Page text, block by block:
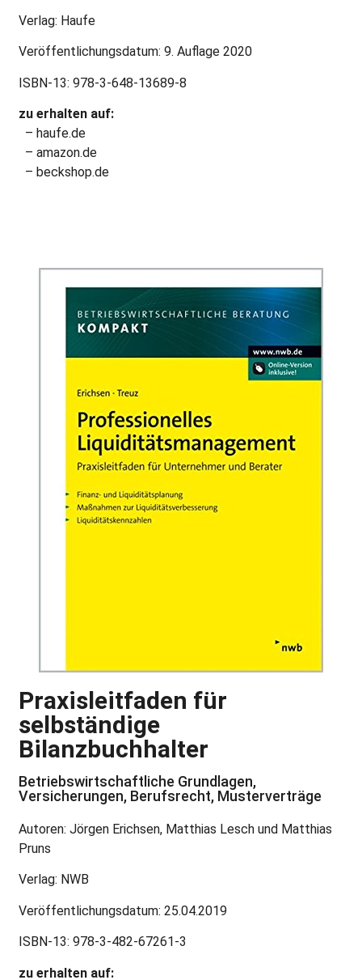
Verlag: Haufe
Veröffentlichungsdatum: 9. Auflage 2020
ISBN-13: 978-3-648-13689-8
zu erhalten auf:
– haufe.de
– amazon.de
– beckshop.de
Praxisleitfaden für
selbständige
Bilanzbuchhalter
Betriebswirtschaftliche Grundlagen,
Versicherungen, Berufsrecht, Musterverträge
Autoren: Jörgen Erichsen, Matthias Lesch und Matthias
Pruns
Verlag: NWB
Veröffentlichungsdatum: 25.04.2019
ISBN-13: 978-3-482-67261-3
zu erhalten auf: